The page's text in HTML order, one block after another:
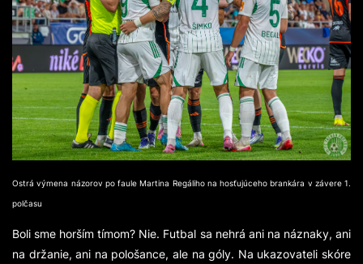
Ostrá výmena názorov po faule Martina Regáliho na hosťujúceho brankára v závere 1.
polčasu
Boli sme horším tímom? Nie. Futbal sa nehrá ani na náznaky, ani
na držanie, ani na pološance, ale na góly. Na ukazovateli skóre